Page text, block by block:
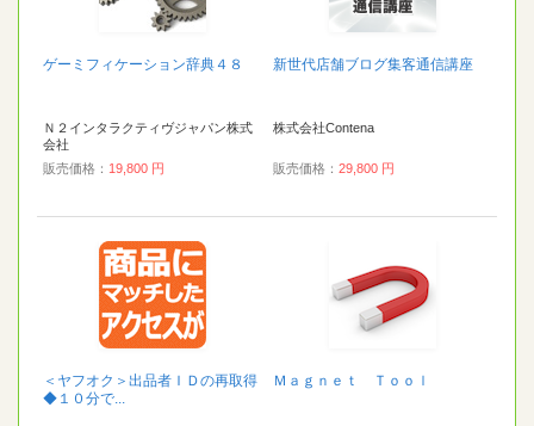
ゲーミフィケーション辞典４８
Ｎ２インタラクティヴジャパン株式
会社
販売価格： 19,800 円
新世代店舗ブログ集客通信講座
株式会社Contena
販売価格： 29,800 円
＜ヤフオク＞出品者ＩＤの再取得
◆１０分で...
Ｍａｇｎｅｔ Ｔｏｏｌ